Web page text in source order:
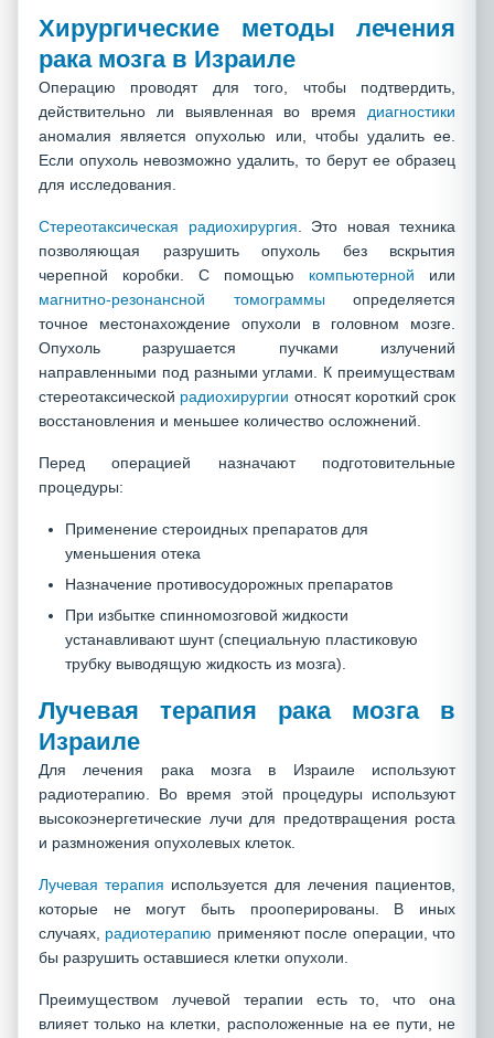
Хирургические методы лечения
рака мозга в Израиле
Операцию проводят для того, чтобы подтвердить,
действительно ли выявленная во время диагностики
аномалия является опухолью или, чтобы удалить ее.
Если опухоль невозможно удалить, то берут ее образец
для исследования.
Стереотаксическая радиохирургия . Это новая техника
позволяющая разрушить опухоль без вскрытия
черепной коробки. С помощью компьютерной или
магнитно-резонансной томограммыопределяется
точное местонахождение опухоли в головном мозге.
Опухоль разрушается пучками излучений
направленными под разными углами. К преимуществам
стереотаксической радиохирургии относят короткий срок
восстановления и меньшее количество осложнений.
Перед операцией назначают подготовительные
процедуры:
Применение стероидных препаратов для
уменьшения отека
Назначение противосудорожных препаратов
При избытке спинномозговой жидкости
устанавливают шунт (специальную пластиковую
трубку выводящую жидкость из мозга).
Лучевая терапия рака мозга в
Израиле
Для лечения рака мозга в Израиле используют
радиотерапию. Во время этой процедуры используют
высокоэнергетические лучи для предотвращения роста
и размножения опухолевых клеток.
Лучевая терапия используется для лечения пациентов,
которые не могут быть прооперированы. В иных
случаях, радиотерапию применяют после операции, что
бы разрушить оставшиеся клетки опухоли.
Преимуществом лучевой терапии есть то, что она
влияет только на клетки, расположенные на ее пути, не